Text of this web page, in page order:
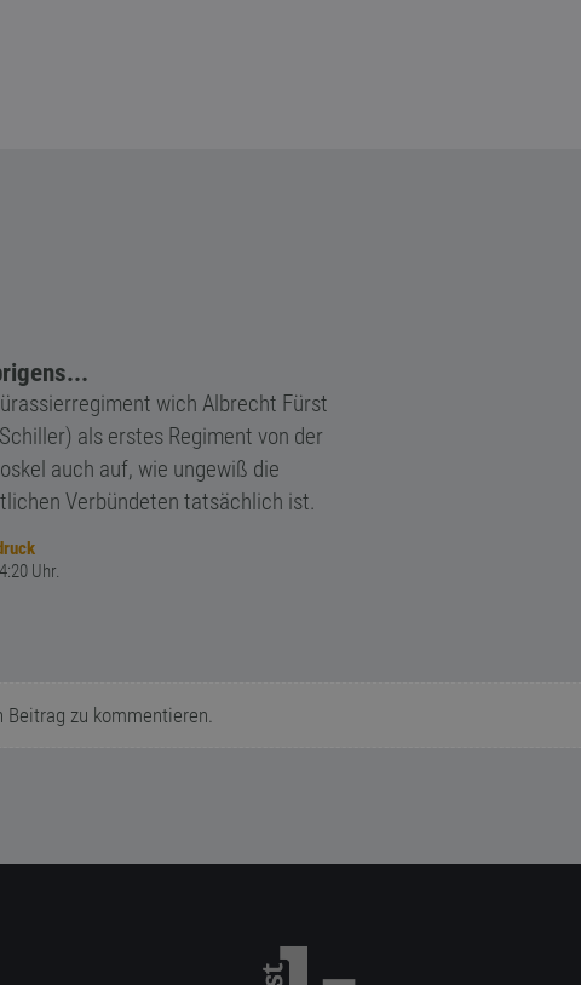
wich Albrecht Fürst
als erstes Regiment von der
auch auf, wie ungewiß die
Verbündeten tatsächlich ist.
Uhr.
Beitrag zu kommentieren.